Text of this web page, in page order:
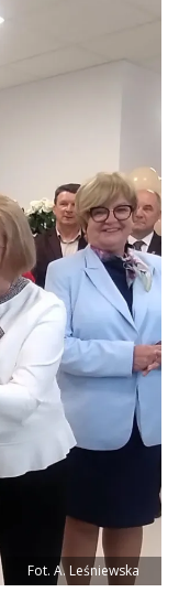
Fot. A. Leśniewska